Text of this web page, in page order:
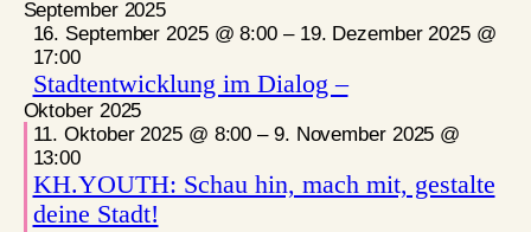
September 2025
16. September 2025 @ 8:00 – 19. Dezember 2025 @
17:00
Stadtentwicklung im Dialog –
Oktober 2025
11. Oktober 2025 @ 8:00 – 9. November 2025 @
13:00
KH.YOUTH: Schau hin, mach mit, gestalte
deine Stadt!